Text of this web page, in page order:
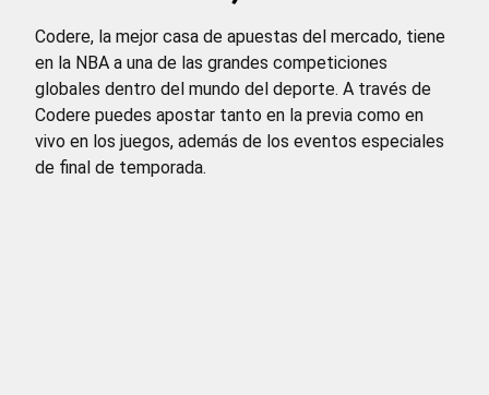
Codere, la mejor casa de apuestas del mercado, tiene
en la NBA a una de las grandes competiciones
globales dentro del mundo del deporte. A través de
Codere puedes apostar tanto en la previa como en
vivo en los juegos, además de los eventos especiales
de final de temporada.